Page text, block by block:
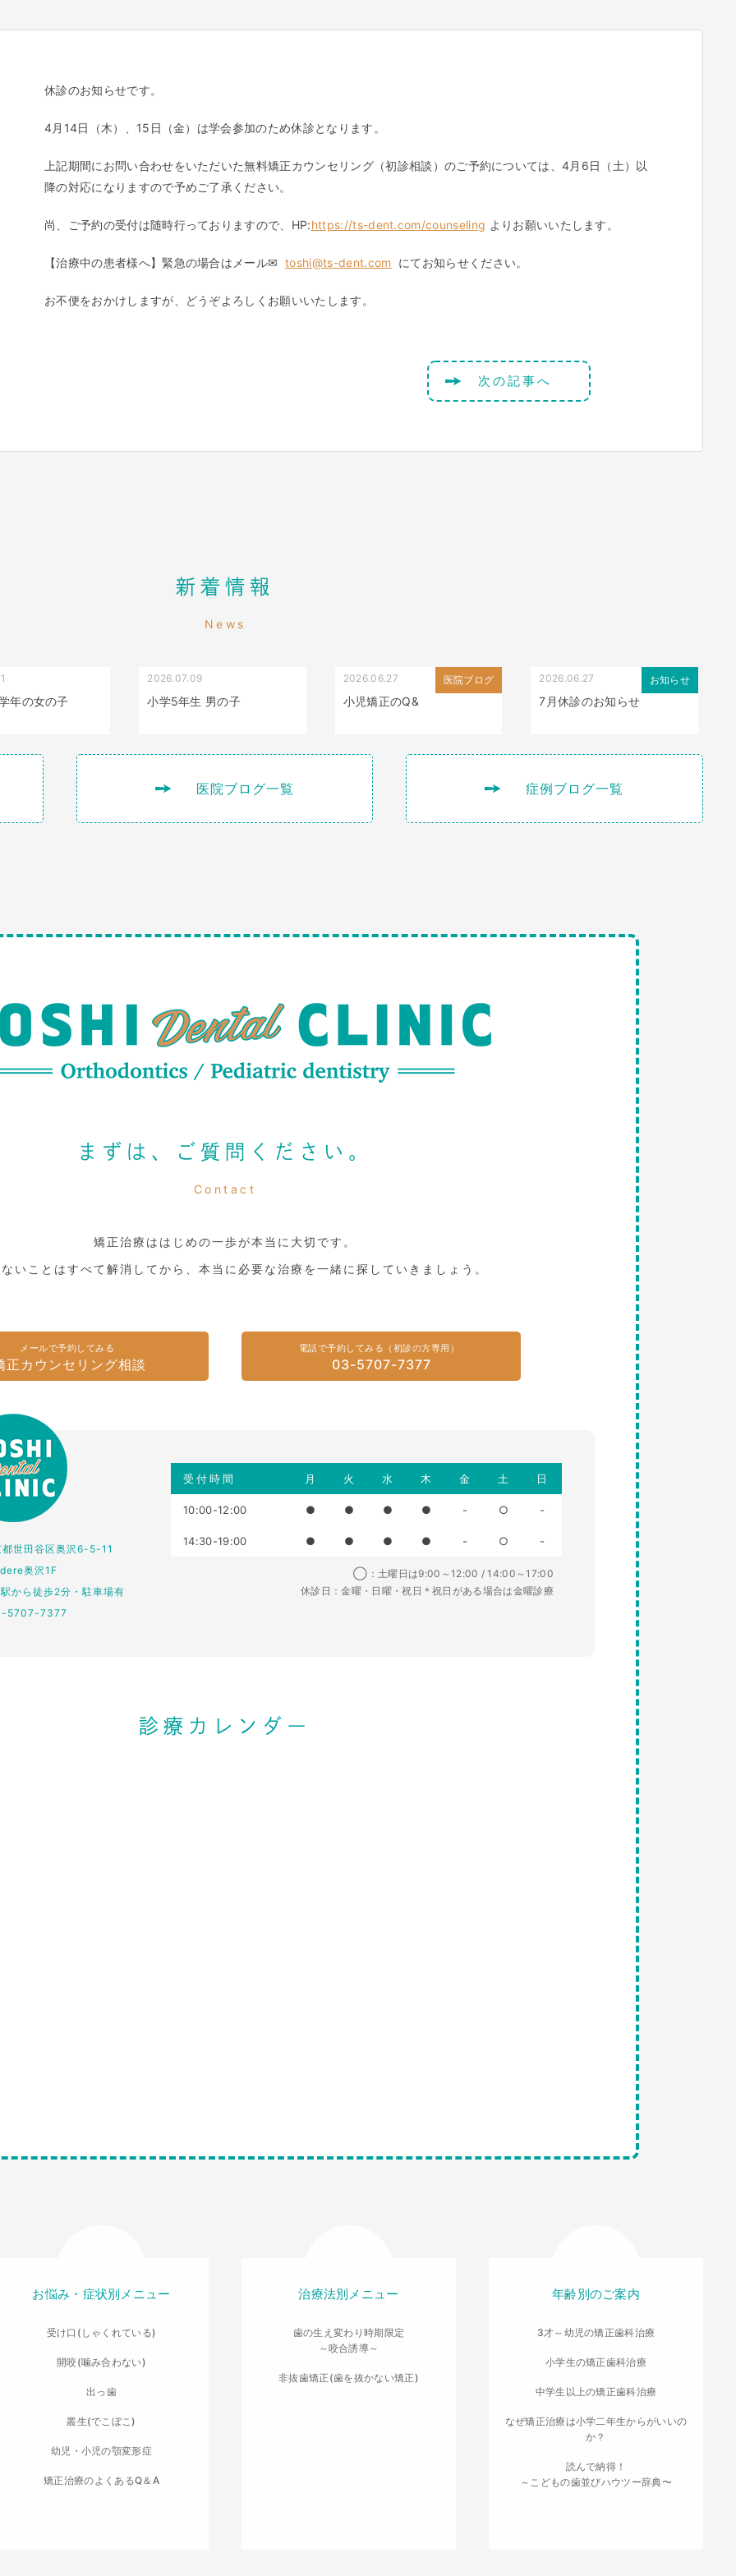
休診のお知らせです。
4月14日（木）、15日（金）は学会参加のため休診となります。
上記期間にお問い合わせをいただいた無料矯正カウンセリング（初診相談）のご予約については、4月6日（土）以
降の対応になりますので予めご了承ください。
尚、ご予約の受付は随時行っておりますので、HP:https://ts-dent.com/counseling よりお願いいたします。
【治療中の患者様へ】緊急の場合はメール✉toshi@ts-dent.com にてお知らせください。
お不便をおかけしますが、どうぞよろしくお願いいたします。
次の記事へ
新着情報
News
年の女の子
2026.07.09
小学5年生 男の子
医院ブログ
2026.06.27
小児矯正のQ&
お知らせ
2026.06.27
7月休診のお知らせ
医院ブログ一覧 症例ブログ一覧
まずは、ご質問ください。
Contact
矯正治療ははじめの一歩が本当に大切です。
いことはすべて解消してから、本当に必要な治療を一緒に探していきましょう。
メールで予約してみる
正カウンセリング相談
電話で予約してみる（初診の方専用）
03-5707-7377
世田谷区奥沢6-5-11
奥沢1F
から徒歩2分・駐車場有
5707-7377
受付時間 月 火 水 木 金 土 日
10:00-12:00 ● ● ● ● - ○ -
14:30-19:00 ● ● ● ● - ○ -
◯：土曜日は9:00～12:00 / 14:00～17:00
休診日：金曜・日曜・祝日＊祝日がある場合は金曜診療
診療カレンダー
お悩み・症状別メニュー
受け口(しゃくれている)
開咬(噛み合わない)
出っ歯
叢生(でこぼこ)
幼児・小児の顎変形症
矯正治療のよくあるQ＆A
治療法別メニュー
歯の生え変わり時期限定
～咬合誘導～
非抜歯矯正(歯を抜かない矯正)
年齢別のご案内
3才～幼児の矯正歯科治療
小学生の矯正歯科治療
中学生以上の矯正歯科治療
なぜ矯正治療は小学二年生からがいいの
か？
読んで納得！
～こどもの歯並びハウツー辞典〜